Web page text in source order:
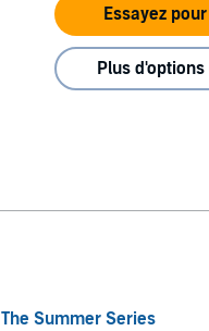
Essayez
Plus
The Summer Series